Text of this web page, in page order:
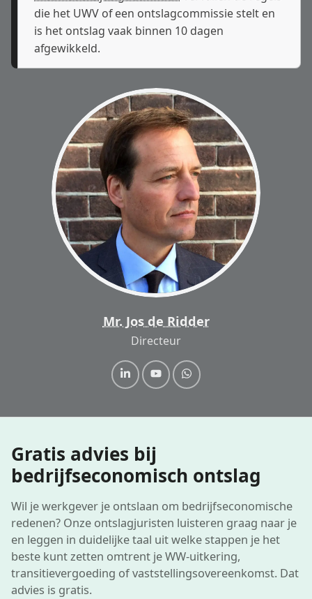
Mr. Jos de Ridder
Directeur
die het UWV of een ontslagcommissie stelt en
is het ontslag vaak binnen 10 dagen
afgewikkeld.
Gratis advies bij
bedrijfseconomisch ontslag
Wil je werkgever je ontslaan om bedrijfseconomische
redenen? Onze ontslagjuristen luisteren graag naar je
en leggen in duidelijke taal uit welke stappen je het
beste kunt zetten omtrent je WW-uitkering,
transitievergoeding of vaststellings­overeenkomst. Dat
advies is gratis.